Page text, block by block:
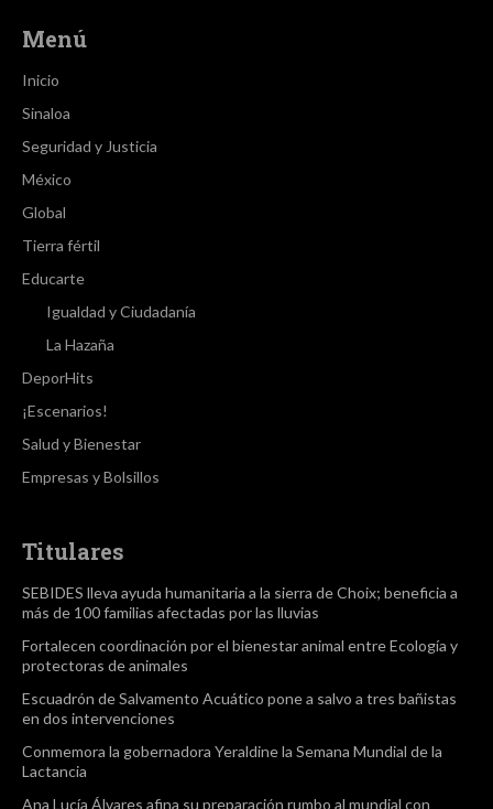
Menú
Inicio
Sinaloa
Seguridad y Justicia
México
Global
Tierra fértil
Educarte
Igualdad y Ciudadanía
La Hazaña
DeporHits
¡Escenarios!
Salud y Bienestar
Empresas y Bolsillos
Titulares
SEBIDES lleva ayuda humanitaria a la sierra de Choix; beneficia a
más de 100 familias afectadas por las lluvias
Fortalecen coordinación por el bienestar animal entre Ecología y
protectoras de animales
Escuadrón de Salvamento Acuático pone a salvo a tres bañistas
en dos intervenciones
Conmemora la gobernadora Yeraldine la Semana Mundial de la
Lactancia
Ana Lucía Álvares afina su preparación rumbo al mundial con